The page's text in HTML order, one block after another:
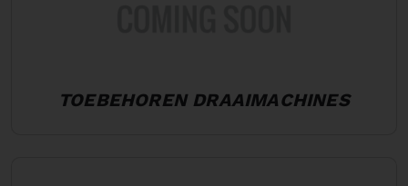
TOEBEHOREN DRAAIMACHINES